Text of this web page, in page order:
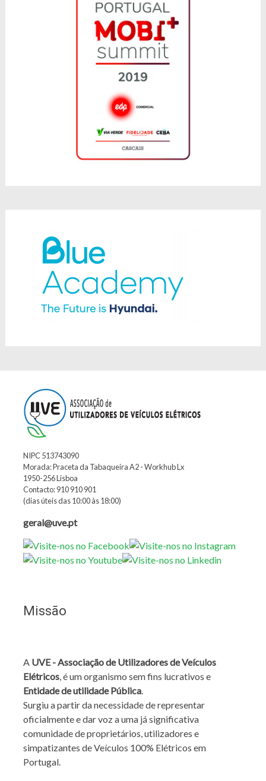
NIPC 513743090
Morada: Praceta da Tabaqueira A2 - Workhub Lx
1950-256 Lisboa
Contacto: 910 910 901
(dias úteis das 10:00 às 18:00)
geral@uve.pt
Missão
A UVE - Associação de Utilizadores de Veículos
Elétricos, é um organismo sem fins lucrativos e
Entidade de utilidade Pública.
Surgiu a partir da necessidade de representar
oficialmente e dar voz a uma já significativa
comunidade de proprietários, utilizadores e
simpatizantes de Veículos 100% Elétricos em
Portugal.